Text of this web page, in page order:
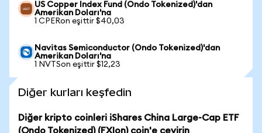
US Copper Index Fund (Ondo Tokenized)'dan
Amerikan Doları'na
1 CPERon eşittir $40,03
Navitas Semiconductor (Ondo Tokenized)'dan
Amerikan Doları'na
1 NVTSon eşittir $12,23
Diğer kurları keşfedin
Diğer kripto coinleri iShares China Large-Cap ETF
(Ondo Tokenized) (FXIon) coin'e çevirin